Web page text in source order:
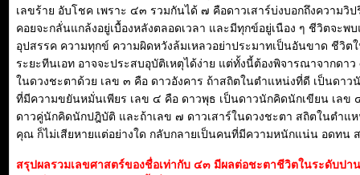
เลขร้าย อับโชค เพราะ ๔๓ รวมกันได้ ๗ คือดาวเสาร์บ่งบอกถึงความวิ
คอยจะกลั่นแกล้งอยู่เบื้องหลังตลอดเวลา และมีทุกข์อยู่เนือง ๆ ชีวิตจะพ
อุปสรรค ความทุกข์ ความผิดหวังล้มเหลวอย่าประมาทเป็นอันขาด ชีวิตใ
ระยะทีนเอท อาจจะประสบอุบัติเหตุได้ง่าย แต่ทั้งนี้ต้องพิจารณาจากดา
ในดวงชะตาด้วย เลข ๓ คือ ดาวอังคาร ถ้าสถิตในตำแหน่งที่ดี เป็นดาว
ที่มีความขยันหมั่นเพียร เลข ๔ คือ ดาวพุธ เป็นดาวนักคิดนักเขียน เลข
ดาวคู่นักคิดนักปฎิบัติ และถ้าเลข ๗ ดาวเสาร์ในดวงชะตา สถิตในตำแ
คุณ ก็ไม่เสียหายแต่อย่างใด กลับกลายเป็นคนที่มีความหนักแน่น อดทน
สรุปผลรวมเลขศาสตร์ของชื่อเท่ากับ ๔๓ มีผลต่อชะตาชีวิตในระดับปา